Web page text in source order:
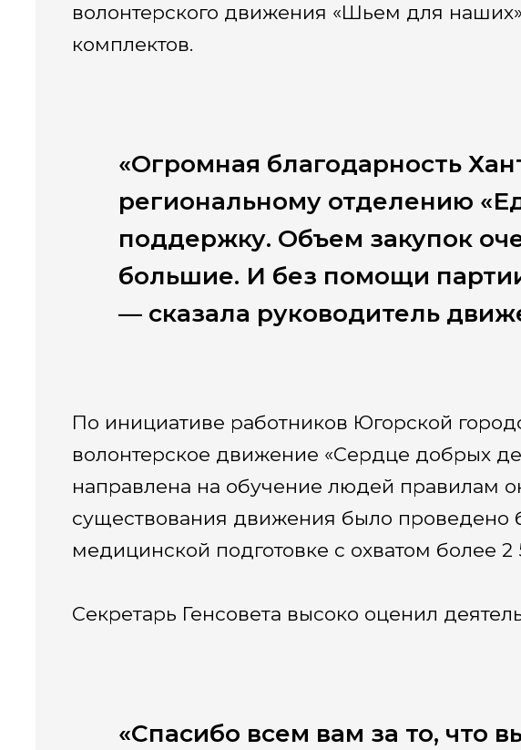
волонтерского движения «Шьем для
комплектов.
«Огромная благодарность
региональному отделению
поддержку. Объем закупок
большие. И без помощи
— сказала руководитель
По инициативе работников Югорской
волонтерское движение «Сердце добрых
направлена на обучение людей правилам
существования движения было проведено
медицинской подготовке с охватом более 2
Секретарь Генсовета высоко оценил
«Спасибо всем вам за то, что